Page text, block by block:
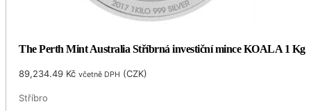
The Perth Mint Australia Stříbrná investiční mince KOALA 1 Kg
89,234.49 Kč včetně DPH (CZK)
Stříbro